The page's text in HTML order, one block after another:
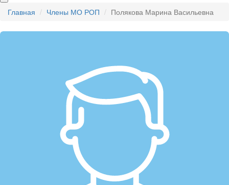
Главная Члены МО РОП Полякова Марина Васильевна